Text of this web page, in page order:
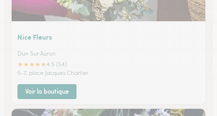
Nice Fleurs
Dun Sur Auron
★★★★★4.5 (54)
5-7, place Jacques Chartier
Voir la boutique